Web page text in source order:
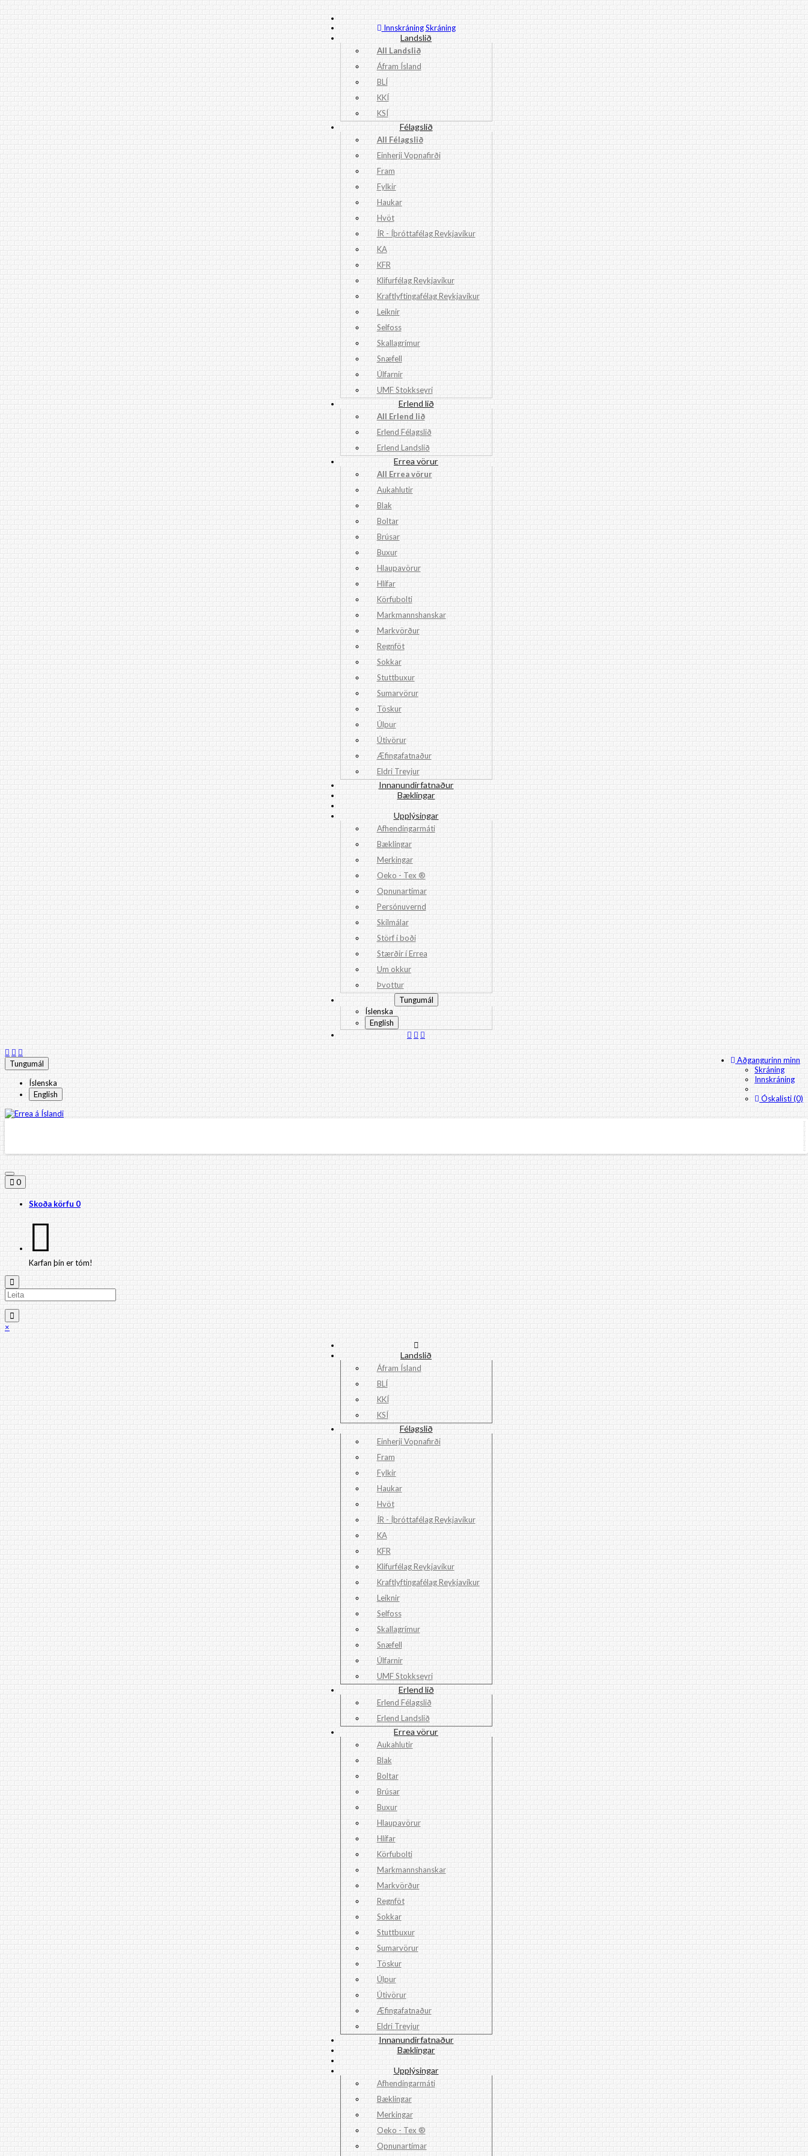
Innskráning Skráning
Landslið
All Landslið
Áfram Ísland
BLÍ
KKÍ
KSÍ
Félagslið
All Félagslið
Einherji Vopnafirði
Fram
Fylkir
Haukar
Hvöt
ÍR - Íþróttafélag Reykjavíkur
KA
KFR
Klifurfélag Reykjavíkur
Kraftlyftingafélag Reykjavíkur
Leiknir
Selfoss
Skallagrímur
Snæfell
Úlfarnir
UMF Stokkseyri
Erlend lið
All Erlend lið
Erlend Félagslið
Erlend Landslið
Errea vörur
All Errea vörur
Aukahlutir
Blak
Boltar
Brúsar
Buxur
Hlaupavörur
Hlífar
Körfubolti
Markmannshanskar
Markvörður
Regnföt
Sokkar
Stuttbuxur
Sumarvörur
Töskur
Úlpur
Útivörur
Æfingafatnaður
Eldri Treyjur
Innanundirfatnaður
Bæklingar
Upplýsingar
Afhendingarmáti
Bæklingar
Merkingar
Oeko - Tex ®
Opnunartímar
Persónuvernd
Skilmálar
Störf í boði
Stærðir í Errea
Um okkur
Þvottur
Tungumál
Íslenska
English
Aðgangurinn minn
Skráning
Innskráning
Óskalisti (0)
Tungumál
Íslenska
English
0
Skoða körfu 0
Karfan þín er tóm!
×
Landslið
Áfram Ísland
BLÍ
KKÍ
KSÍ
Félagslið
Einherji Vopnafirði
Fram
Fylkir
Haukar
Hvöt
ÍR - Íþróttafélag Reykjavíkur
KA
KFR
Klifurfélag Reykjavíkur
Kraftlyftingafélag Reykjavíkur
Leiknir
Selfoss
Skallagrímur
Snæfell
Úlfarnir
UMF Stokkseyri
Erlend lið
Erlend Félagslið
Erlend Landslið
Errea vörur
Aukahlutir
Blak
Boltar
Brúsar
Buxur
Hlaupavörur
Hlífar
Körfubolti
Markmannshanskar
Markvörður
Regnföt
Sokkar
Stuttbuxur
Sumarvörur
Töskur
Úlpur
Útivörur
Æfingafatnaður
Eldri Treyjur
Innanundirfatnaður
Bæklingar
Upplýsingar
Afhendingarmáti
Bæklingar
Merkingar
Oeko - Tex ®
Opnunartímar